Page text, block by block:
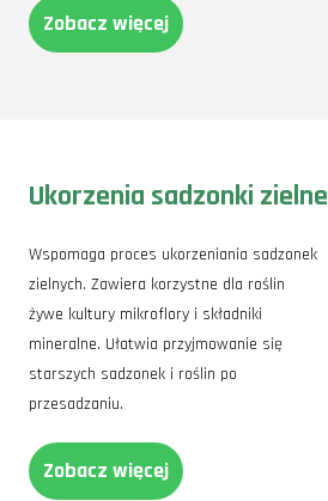
Zobacz więcej
Ukorzenia sadzonki zielne
Wspomaga proces ukorzeniania sadzonek
zielnych. Zawiera korzystne dla roślin
żywe kultury mikroflory i składniki
mineralne. Ułatwia przyjmowanie się
starszych sadzonek i roślin po
przesadzaniu.
Zobacz więcej